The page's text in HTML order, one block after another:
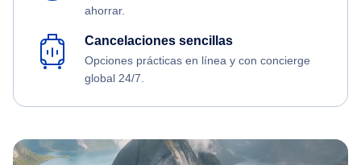
ahorrar.
Cancelaciones sencillas
Opciones prácticas en línea y con concierge
global 24/7.